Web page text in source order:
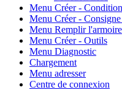
Menu Créer - Condition
Menu Créer -
Menu Remplir l'armoire
Menu Créer - Outils
Menu Diagnostic
Chargement
Menu adresser
Centre de connexion